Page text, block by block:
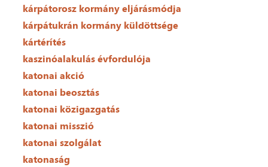
kárpátorosz kormány eljárásmódja
kárpátukrán kormány küldöttsége
kártérítés
kaszinóalakulás évfordulója
katonai akció
katonai beosztás
katonai közigazgatás
katonai misszió
katonai szolgálat
katonaság